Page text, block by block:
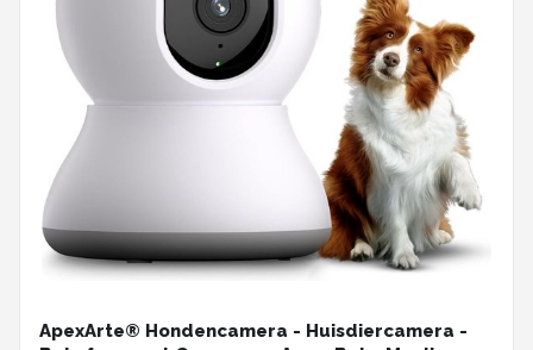
ApexArte® Hondencamera - Huisdiercamera -